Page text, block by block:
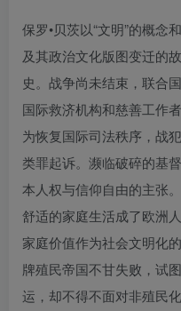
保罗•贝茨以“文明”的概念
及其政治文化版图变迁的
史。战争尚未结束，联合
国际救济机构和慈善工作
为恢复国际司法秩序，战
类罪起诉。濒临破碎的基
本人权与信仰自由的主张
舒适的家庭生活成了欧洲
家庭价值作为社会文明化
牌殖民帝国不甘失败，试
运，却不得不面对非殖民